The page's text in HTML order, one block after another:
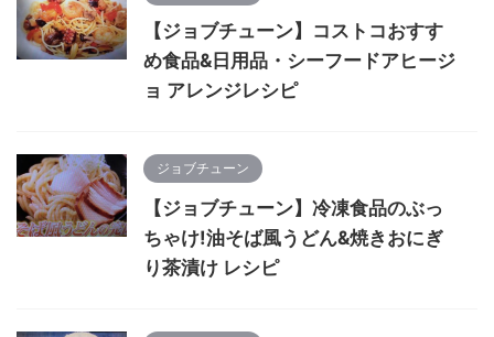
【ジョブチューン】コストコおすす
め食品&日用品・シーフードアヒージ
ョ アレンジレシピ
ジョブチューン
【ジョブチューン】冷凍食品のぶっ
ちゃけ!油そば風うどん&焼きおにぎ
り茶漬け レシピ